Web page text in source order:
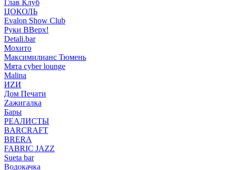
Глав Клуб
ЦОКОЛЬ
Evalon Show Club
Руки ВВерх!
Detali.bar
Мохито
Максимилианс Тюмень
Мята cyber lounge
Malina
ИZИ
Дом Печати
Zажигалка
Бары
РЕАЛИСТЫ
BARCRAFT
BRERA
FABRIC JAZZ
Sueta bar
Водокачка